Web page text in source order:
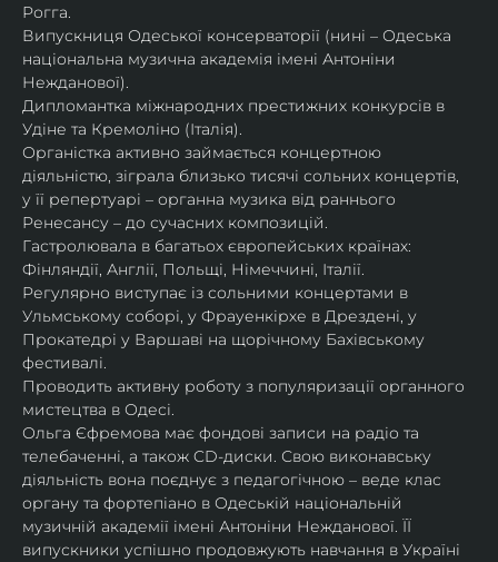
Рогга.
Випускниця Одеської консерваторії (нині – Одеська
національна музична академія імені Антоніни
Нежданової).
Дипломантка міжнародних престижних конкурсів в
Удіне та Кремоліно (Італія).
Органістка активно займається концертною
діяльністю, зіграла близько тисячі сольних концертів,
у її репертуарі – органна музика від раннього
Ренесансу – до сучасних композицій.
Гастролювала в багатьох європейських країнах:
Фінляндії, Англії, Польщі, Німеччині, Італії.
Регулярно виступає із сольними концертами в
Ульмському соборі, у Фрауенкірхе в Дрездені, у
Прокатедрі у Варшаві на щорічному Бахівському
фестивалі.
Проводить активну роботу з популяризації органного
мистецтва в Одесі.
Ольга Єфремова має фондові записи на радіо та
телебаченні, а також CD-диски. Свою виконавську
діяльність вона поєднує з педагогічною – веде клас
органу та фортепіано в Одеській національній
музичній академії імені Антоніни Нежданової. ЇЇ
випускники успішно продовжують навчання в Україні